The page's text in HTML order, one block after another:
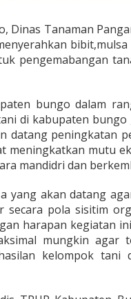
Dinas Tanaman
pengemabangan
bungo dalam
di kabupaten bungo
datang peningkatan
meningkatkan mutu
mandidri dan
yang akan datang
secara pola sisitim
harapan kegiatan
mungkin agar
kelompok tani